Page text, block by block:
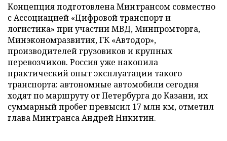
Концепция подготовлена Минтрансом совместно
с Ассоциацией «Цифровой транспорт и
логистика» при участии МВД, Минпромторга,
Минэкономразвития, ГК «Автодор»,
производителей грузовиков и крупных
перевозчиков. Россия уже накопила
практический опыт эксплуатации такого
транспорта: автономные автомобили сегодня
ходят по маршруту от Петербурга до Казани, их
суммарный пробег превысил 17 млн км, отметил
глава Минтранса Андрей Никитин.